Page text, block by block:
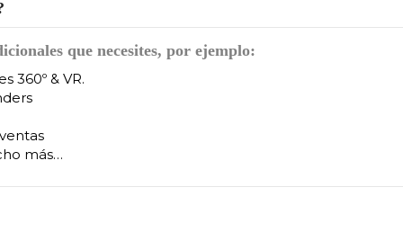
que necesites, por ejemplo:
360º & VR.
más…